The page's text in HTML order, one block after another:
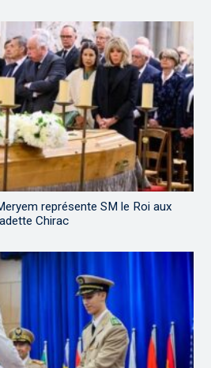
représente SM le Roi aux
Chirac